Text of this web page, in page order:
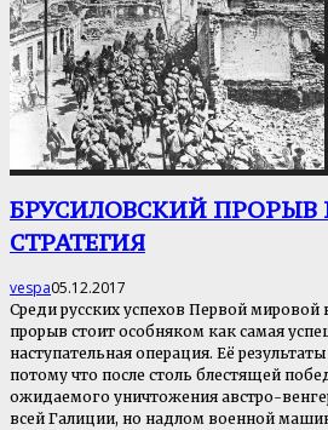
БРУСИЛОВСКИЙ ПРОРЫВ
СТРАТЕГИЯ
vespa05.12.2017
Среди русских успехов Первой
прорыв стоит особняком как самая
наступательная операция. Её
потому что после столь блестящей
ожидаемого уничтожения австро-
всей Галиции, но надлом военной